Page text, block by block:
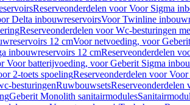
Reserveonderdelen voor Voor Sigma
Delta inbouwreservoirsVoor Twinline
Reserveonderdelen voor Wc-besturingen
12 cmVoor netvoeding, voor
inbouwreservoirs 12 cmReserveonderdelen
Voor batterijvoeding, voor Geberit Sigma
2-toets spoelingReserveonderdelen voor
besturingenRuwbouwsetsReserveonderdelen
Geberit Monolith sanitairmodules